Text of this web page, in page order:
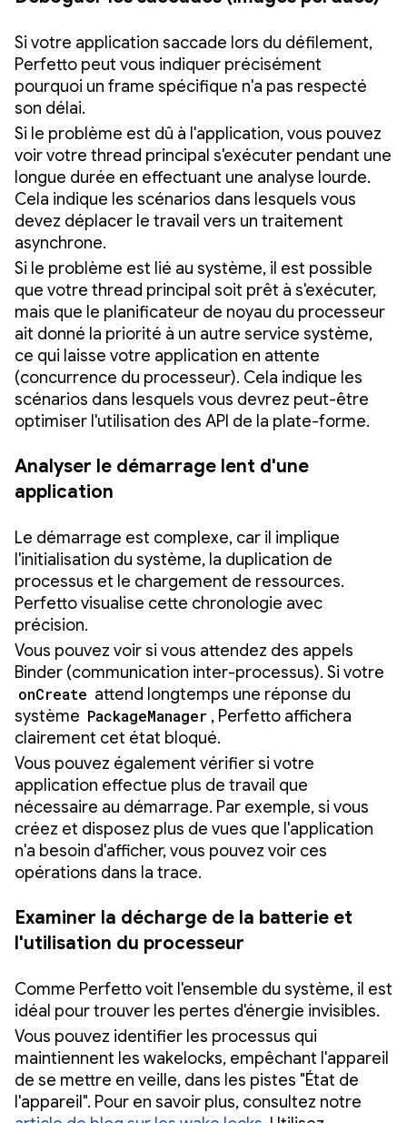
Si votre application saccade lors du défilement,
Perfetto peut vous indiquer précisément
pourquoi un frame spécifique n'a pas respecté
son délai.
Si le problème est dû à l'application, vous pouvez
voir votre thread principal s'exécuter pendant une
longue durée en effectuant une analyse lourde.
Cela indique les scénarios dans lesquels vous
devez déplacer le travail vers un traitement
asynchrone.
Si le problème est lié au système, il est possible
que votre thread principal soit prêt à s'exécuter,
mais que le planificateur de noyau du processeur
ait donné la priorité à un autre service système,
ce qui laisse votre application en attente
(concurrence du processeur). Cela indique les
scénarios dans lesquels vous devrez peut-être
optimiser l'utilisation des API de la plate-forme.
Analyser le démarrage lent d'une
application
Le démarrage est complexe, car il implique
l'initialisation du système, la duplication de
processus et le chargement de ressources.
Perfetto visualise cette chronologie avec
précision.
Vous pouvez voir si vous attendez des appels
Binder (communication inter-processus). Si votre
onCreate attend longtemps une réponse du
système PackageManager , Perfetto affichera
clairement cet état bloqué.
Vous pouvez également vérifier si votre
application effectue plus de travail que
nécessaire au démarrage. Par exemple, si vous
créez et disposez plus de vues que l'application
n'a besoin d'afficher, vous pouvez voir ces
opérations dans la trace.
Examiner la décharge de la batterie et
l'utilisation du processeur
Comme Perfetto voit l'ensemble du système, il est
idéal pour trouver les pertes d'énergie invisibles.
Vous pouvez identifier les processus qui
maintiennent les wakelocks, empêchant l'appareil
de se mettre en veille, dans les pistes "État de
l'appareil". Pour en savoir plus, consultez notre